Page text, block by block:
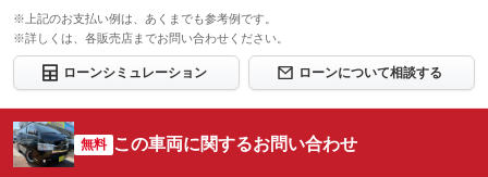
※上記のお支払い例は、あくまでも参考例です。
※詳しくは、各販売店までお問い合わせください。
ローンシミュレーション ローンについて相談する
無料 この車両に関するお問い合わせ